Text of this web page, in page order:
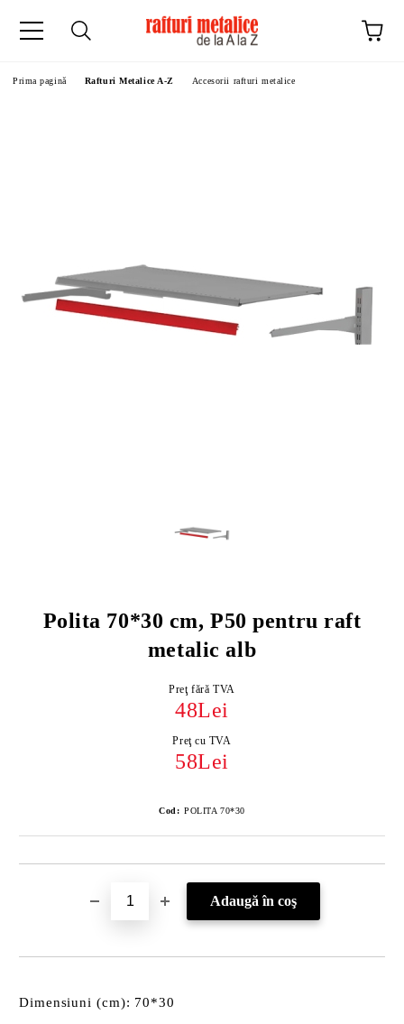
Prima pagină Rafturi Metalice A-Z Accesorii rafturi metalice
Polita 70*30 cm, P50 pentru raft
metalic alb
Preţ fără TVA
48Lei
Preţ cu TVA
58Lei
Cod: POLITA 70*30
Dimensiuni (cm): 70*30